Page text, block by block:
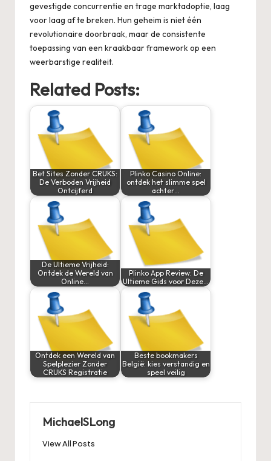
gevestigde concurrentie en trage marktadoptie, laag
voor laag af te breken. Hun geheim is niet één
revolutionaire doorbraak, maar de consistente
toepassing van een kraakbaar framework op een
weerbarstige realiteit.
Related Posts:
Bet Sites Zonder CRUKS:
De Verboden Vrijheid
Ontcijferd
Plinko Casino Online:
ontdek het slimme spel
achter…
De Ultieme Vrijheid:
Ontdek de Wereld van
Online…
Plinko App Review: De
Ultieme Gids voor Deze…
Ontdek een Wereld van
Spelplezier Zonder
CRUKS Registratie
Beste bookmakers
België: kies verstandig en
speel veilig
MichaelSLong
View All Posts